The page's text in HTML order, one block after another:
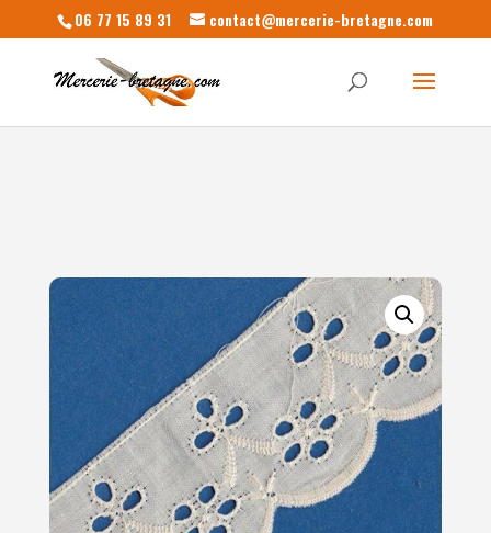
06 77 15 89 31 contact@mercerie-bretagne.com